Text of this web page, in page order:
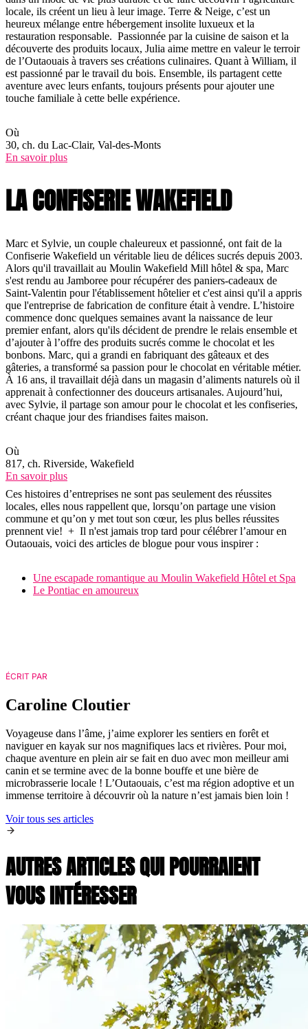
locale, ils créent un lieu à leur image. Terre & Neige, c’est un
heureux mélange entre hébergement insolite luxueux et la
restauration responsable. Passionnée par la cuisine de saison et la
découverte des produits locaux, Julia aime mettre en valeur le terroir
de l’Outaouais à travers ses créations culinaires. Quant à William, il
est passionné par le travail du bois. Ensemble, ils partagent cette
aventure avec leurs enfants, toujours présents pour ajouter une
touche familiale à cette belle expérience.
Où
30, ch. du Lac-Clair, Val-des-Monts
En savoir plus
LA CONFISERIE WAKEFIELD
Marc et Sylvie, un couple chaleureux et passionné, ont fait de la
Confiserie Wakefield un véritable lieu de délices sucrés depuis 2003.
Alors qu'il travaillait au Moulin Wakefield Mill hôtel & spa, Marc
s'est rendu au Jamboree pour récupérer des paniers-cadeaux de
Saint-Valentin pour l'établissement hôtelier et c'est ainsi qu'il a appris
que l'entreprise de fabrication de confiture était à vendre. L’histoire
commence donc quelques semaines avant la naissance de leur
premier enfant, alors qu'ils décident de prendre le relais ensemble et
d’ajouter à l’offre des produits sucrés comme le chocolat et les
bonbons. Marc, qui a grandi en fabriquant des gâteaux et des
gâteries, a transformé sa passion pour le chocolat en véritable métier.
À 16 ans, il travaillait déjà dans un magasin d’aliments naturels où il
apprenait à confectionner des douceurs artisanales. Aujourd’hui,
avec Sylvie, il partage son amour pour le chocolat et les confiseries,
créant chaque jour des friandises faites maison.
Où
817, ch. Riverside, Wakefield
En savoir plus
Ces histoires d’entreprises ne sont pas seulement des réussites
locales, elles nous rappellent que, lorsqu’on partage une vision
commune et qu’on y met tout son cœur, les plus belles réussites
prennent vie! + Il n'est jamais trop tard pour célébrer l’amour en
Outaouais, voici des articles de blogue pour vous inspirer :
Une escapade romantique au Moulin Wakefield Hôtel et Spa
Le Pontiac en amoureux
ÉCRIT PAR
Caroline Cloutier
Voyageuse dans l’âme, j’aime explorer les sentiers en forêt et
naviguer en kayak sur nos magnifiques lacs et rivières. Pour moi,
chaque aventure en plein air se fait en duo avec mon meilleur ami
canin et se termine avec de la bonne bouffe et une bière de
microbrasserie locale ! L’Outaouais, c’est ma région adoptive et un
immense territoire à découvrir où la nature n’est jamais bien loin !
Voir tous ses articles
AUTRES ARTICLES QUI POURRAIENT
VOUS INTÉRESSER